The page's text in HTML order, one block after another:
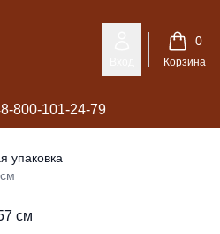
Гинтер
0
Корзина
8-800-101-24-79
упаковка